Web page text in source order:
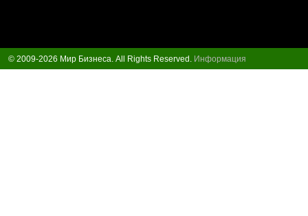
© 2009-2026 Мир Бизнеса. All Rights Reserved. Информация